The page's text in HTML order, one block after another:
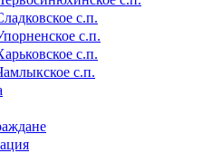
с.п.
с.п.
с.п.
с.п.